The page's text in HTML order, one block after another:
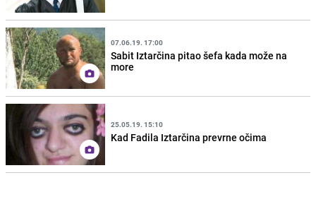
07.06.19. 17:00
Sabit Iztarčina pitao šefa kada može na
more
25.05.19. 15:10
Kad Fadila Iztarčina prevrne očima